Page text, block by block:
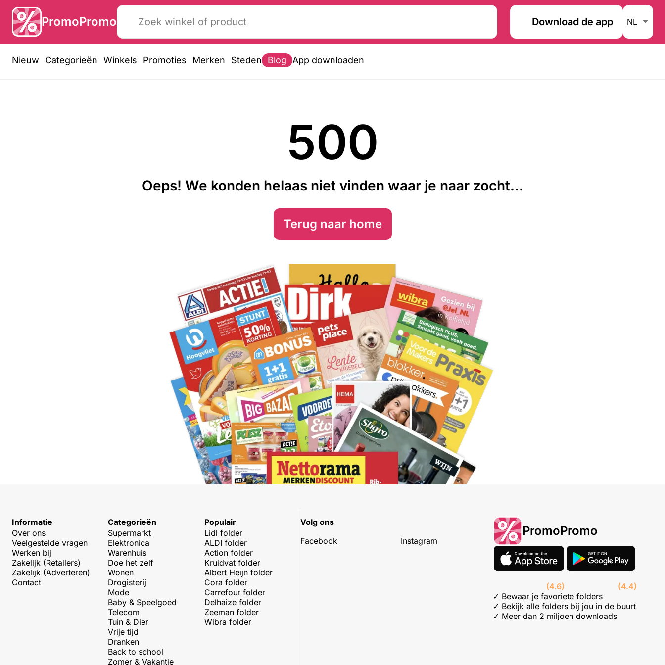
PromoPromo Download de app
Nieuw Categorieën Winkels Promoties Merken Steden Blog App downloaden
500
Oeps! We konden helaas niet vinden waar je naar zocht...
Terug naar home
Informatie
Over ons
Veelgestelde vragen
Werken bij
Zakelijk (Retailers)
Zakelijk (Adverteren)
Contact
Categorieën
Supermarkt
Elektronica
Warenhuis
Doe het zelf
Wonen
Drogisterij
Mode
Baby & Speelgoed
Telecom
Tuin & Dier
Vrije tijd
Dranken
Back to school
Zomer & Vakantie
Populair
Lidl folder
ALDI folder
Action folder
Kruidvat folder
Albert Heijn folder
Cora folder
Carrefour folder
Delhaize folder
Zeeman folder
Wibra folder
Volg ons
Facebook
Instagram
PromoPromo
(4.6)
(4.4)
✓ Bewaar je favoriete folders
✓ Bekijk alle folders bij jou in de buurt
✓ Meer dan 2 miljoen downloads